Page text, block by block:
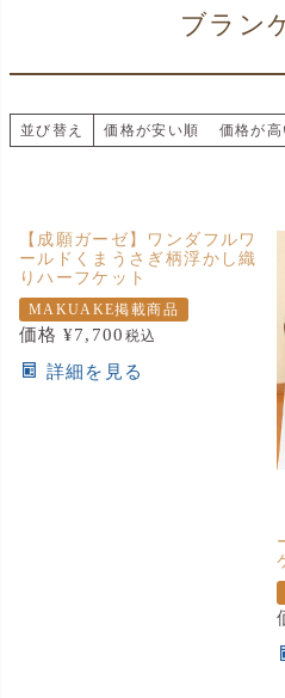
ブラン
並び替え 価格が安い順 価格が高
【成願ガーゼ】ワンダフルワ
ールドくまうさぎ柄浮かし織
りハーフケット
MAKUAKE掲載商品
価格 ¥7,700 税込
詳細を見る